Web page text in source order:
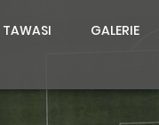
TAWASI GALERIE